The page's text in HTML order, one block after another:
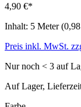
4,90 €*
Inhalt: 5 Meter
Preis inkl. MwSt.
Nur noch < 3 auf
Auf Lager,